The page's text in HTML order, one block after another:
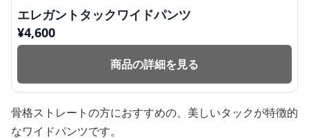
エレガントタックワイドパンツ
¥4,600
商品の詳細を見る
骨格ストレートの方におすすめの、美しいタックが特徴的
なワイドパンツです。